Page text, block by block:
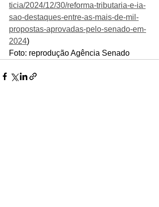
ticia/2024/12/30/reforma-tributaria-e-ia-
sao-destaques-entre-as-mais-de-mil-
propostas-aprovadas-pelo-senado-em-
2024)
Foto: reprodução Agência Senado